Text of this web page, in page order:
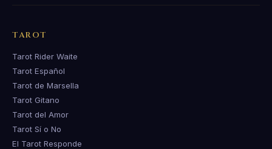
TAROT
Tarot Rider Waite
Tarot Español
Tarot de Marsella
Tarot Gitano
Tarot del Amor
Tarot Sí o No
El Tarot Responde